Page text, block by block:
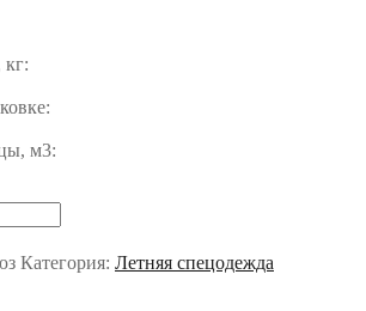
м3:
Категория: Летняя спецодежда